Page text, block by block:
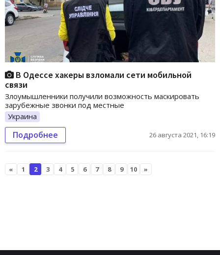
В Одессе хакеры взломали сети мобильной
связи
Злоумышленники получили возможность маскировать
зарубежные звонки под местные
Украина
Подробнее 26 августа 2021, 16:19
« 1 2 3 4 5 6 7 8 9 10 »